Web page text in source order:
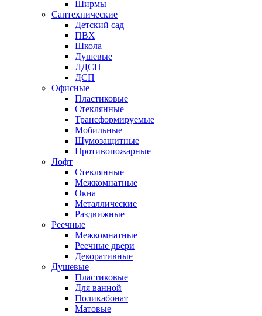
Ширмы
Сантехнические
Детский сад
ПВХ
Школа
Душевые
ЛДСП
ДСП
Офисные
Пластиковые
Стеклянные
Трансформируемые
Мобильные
Шумозащитные
Противопожарные
Лофт
Стеклянные
Межкомнатные
Окна
Металлические
Раздвижные
Реечные
Межкомнатные
Реечные двери
Декоративные
Душевые
Пластиковые
Для ванной
Поликабонат
Матовые